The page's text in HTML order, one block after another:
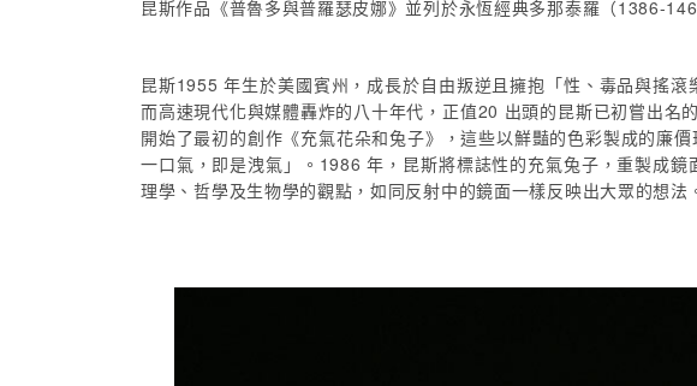
昆斯作品《普魯多與普羅瑟皮娜》並列於永恆經典多那泰羅（1386-
昆斯1955 年生於美國賓州，成長於自由叛逆且擁抱「性、毒品與搖
而高速現代化與媒體轟炸的八十年代，正值20 出頭的昆斯已初嘗出
開始了最初的創作《充氣花朵和兔子》，這些以鮮豔的色彩製成的
一口氣，即是洩氣」。1986 年，昆斯將標誌性的充氣兔子，重製成
理學、哲學及生物學的觀點，如同反射中的鏡面一樣反映出大眾的想法